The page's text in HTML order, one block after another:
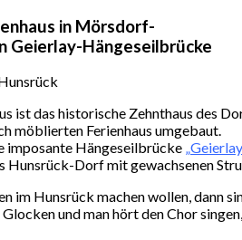
in Mörsdorf-
Geierlay-Hängeseilbrücke
ist das historische Zehnthaus des
möblierten Ferienhaus umgebaut.
imposante Hängeseilbrücke
Dorf mit gewachsenen
im Hunsrück machen wollen, dann
und man hört den Chor